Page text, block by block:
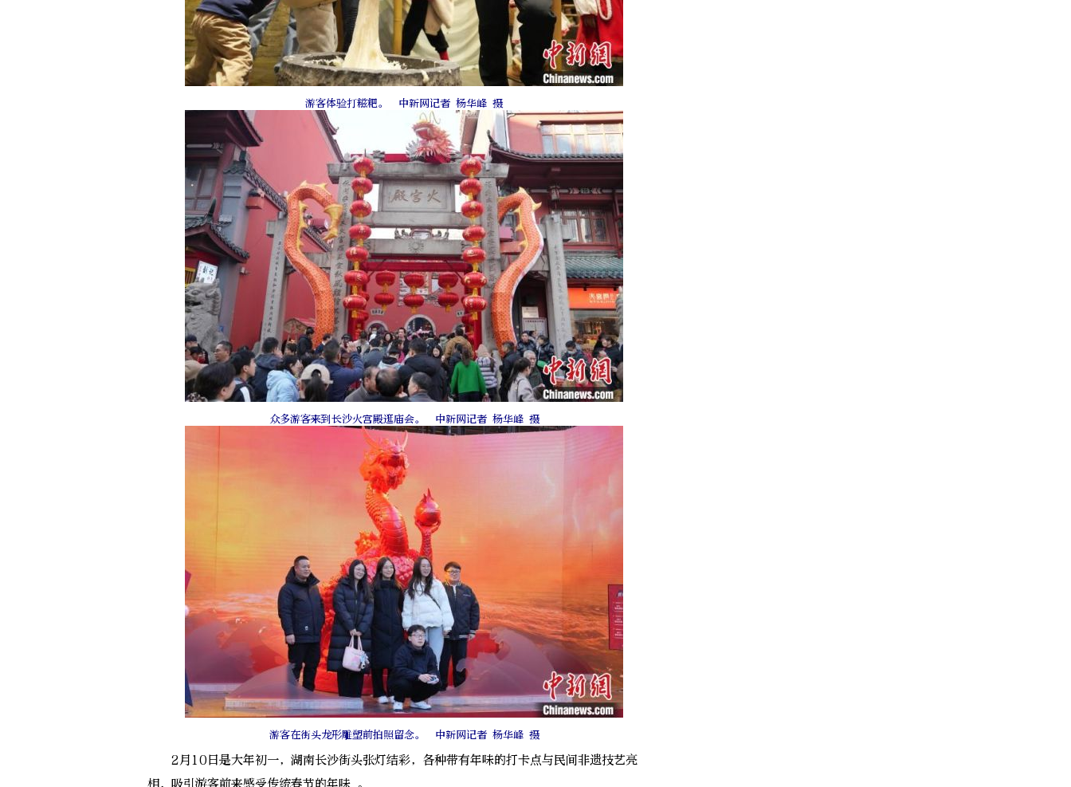
游客体验打糍粑。 中新网记者 杨华峰 摄
众多游客来到长沙火宫殿逛庙会。 中新网记者 杨华峰 摄
游客在街头龙形雕塑前拍照留念。 中新网记者 杨华峰 摄
2月10日是大年初一，湖南长沙街头张灯结彩，各种带有年味的打卡点与民间非遗技艺亮
相，吸引游客前来感受传统春节的年味 。